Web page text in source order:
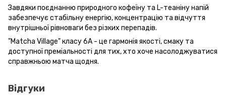
Завдяки поєднанню природного кофеїну та L-теаніну напій
забезпечує стабільну енергію, концентрацію та відчуття
внутрішньої рівноваги без різких перепадів.
"Matcha Village" класу 6A - це гармонія якості, смаку та
доступної преміальності для тих, хто хоче насолоджуватися
справжньою матча щодня.
Відгуки